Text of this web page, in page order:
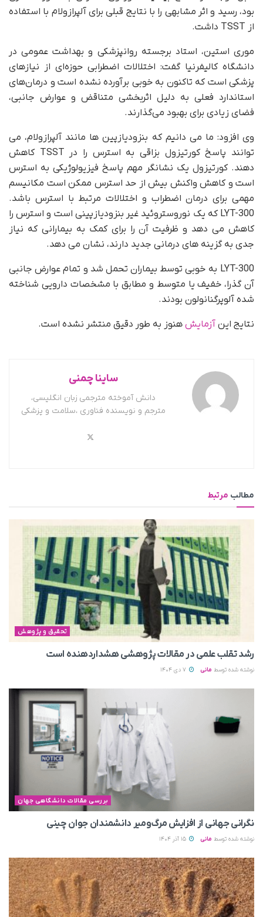
بود،‌ رسید و اثر مشابهی را با نتایج قبلی برای آلپرازولام با استفاده
از TSST داشت.
موری استین، استاد برجسته روانپزشکی و بهداشت عمومی در
دانشگاه کالیفرنیا گفت: اختلالات اضطرابی حوزه‌ای از نیازهای
پزشکی است که تاکنون به خوبی برآورده نشده است و درمان‌های
استاندارد فعلی به دلیل اثربخشی متناقض و عوارض جانبی،
فضای زیادی برای بهبود می‌گذارند.
وی افزود: ما می دانیم که بنزودیازپین ها مانند آلپرازولام، می
توانند پاسخ کورتیزول بزاقی به استرس را در TSST کاهش
دهند. کورتیزول یک نشانگر مهم پاسخ فیزیولوژیکی به استرس
است و کاهش واکنش بیش از حد استرس ممکن است مکانیسم
مهمی برای درمان اضطراب و اختلالات مرتبط با استرس باشد.
LYT-300 که یک نوروستروئید غیر بنزودیازپینی است و استرس را
کاهش می دهد و ظرفیت آن را برای کمک به بیمارانی که نیاز
جدی به گزینه های درمانی جدید دارند، نشان می دهد.
LYT-300 به خوبی توسط بیماران تحمل شد و تمام عوارض جانبی
آن گذرا، خفیف یا متوسط و مطابق با مشخصات دارویی شناخته
شده آلوپرگنانولون بودند.
نتایج این آزمایش هنوز به طور دقیق منتشر نشده است.
ساینا چمنی
دانش آموخته مترجمی زبان انگلیسی،
مترجم و نویسنده فناوری ،سلامت و پزشکی
مطالب مرتبط
تحقیق و پژوهش
رشد تقلب علمی در مقالات پژوهشی هشداردهنده است
نوشته شده توسط مانی
بررسی مقالات دانشگاهی جهان
نگرانی جهانی از افزایش مرگ‌ومیر دانشمندان جوان چینی
نوشته شده توسط مانی